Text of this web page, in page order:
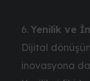
Yenilik ve
Dijital
inovasyona